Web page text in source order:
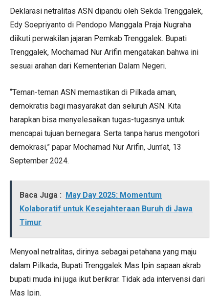
Deklarasi netralitas ASN dipandu oleh Sekda Trenggalek,
Edy Soepriyanto di Pendopo Manggala Praja Nugraha
diikuti perwakilan jajaran Pemkab Trenggalek. Bupati
Trenggalek, Mochamad Nur Arifin mengatakan bahwa ini
sesuai arahan dari Kementerian Dalam Negeri.
“Teman-teman ASN memastikan di Pilkada aman,
demokratis bagi masyarakat dan seluruh ASN. Kita
harapkan bisa menyelesaikan tugas-tugasnya untuk
mencapai tujuan bernegara. Serta tanpa harus mengotori
demokrasi,” papar Mochamad Nur Arifin, Jum’at, 13
September 2024.
Baca Juga : May Day 2025: Momentum
Kolaboratif untuk Kesejahteraan Buruh di Jawa
Timur
Menyoal netralitas, dirinya sebagai petahana yang maju
dalam Pilkada, Bupati Trenggalek Mas Ipin sapaan akrab
bupati muda ini juga ikut berikrar. Tidak ada intervensi dari
Mas Ipin.